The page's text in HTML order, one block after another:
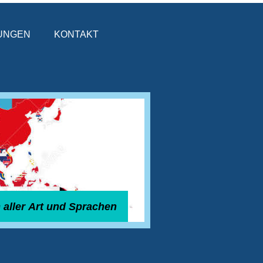
KONTAKT
Art und Sprachen